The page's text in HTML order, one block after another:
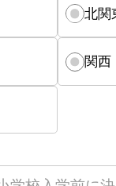
北関
関西